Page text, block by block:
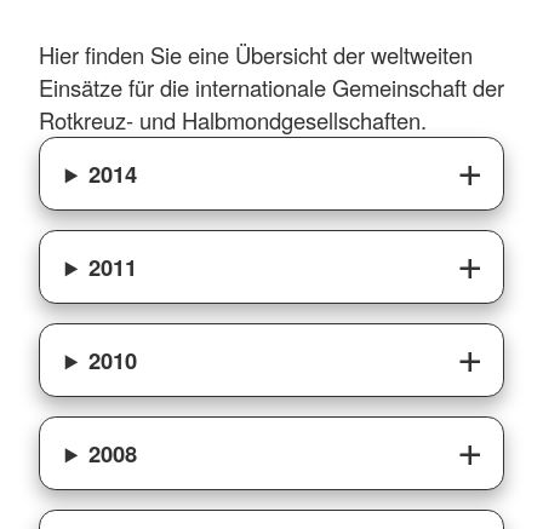
Hier finden Sie eine Übersicht der weltweiten
Einsätze für die internationale Gemeinschaft der
Rotkreuz- und Halbmondgesellschaften.
2014
2011
2010
2008